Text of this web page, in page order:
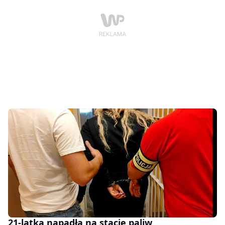
21-latka napadła na stację paliw